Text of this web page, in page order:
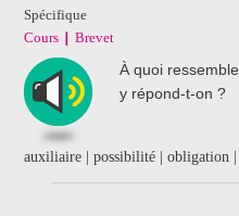
Spécifique
Cours
Brevet
À quoi
y répond-t-on ?
auxiliaire | possibilité | obligation